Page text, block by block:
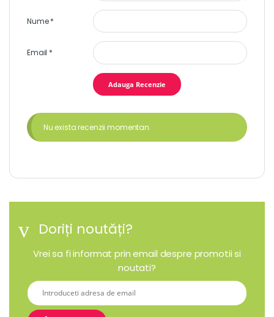
Nume*
Email *
Nu exista recenzii momentan.
Doriți noutăți?
Vrei sa fi informat prin email despre promotii si
noutati?